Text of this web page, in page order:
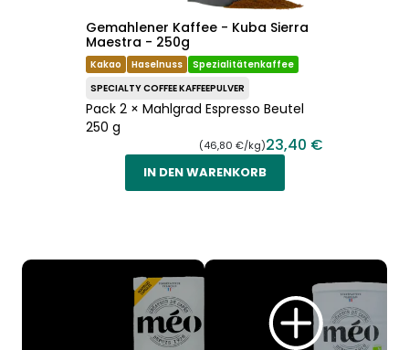
Gemahlener Kaffee - Kuba Sierra
Maestra - 250g
Kakao Haselnuss
Spezialitätenkaffee
SPECIALTY COFFEE KAFFEEPULVER
Pack 2 × Mahlgrad Espresso Beutel
250 g
(46,80 €/kg)23,40 €
IN DEN WARENKORB